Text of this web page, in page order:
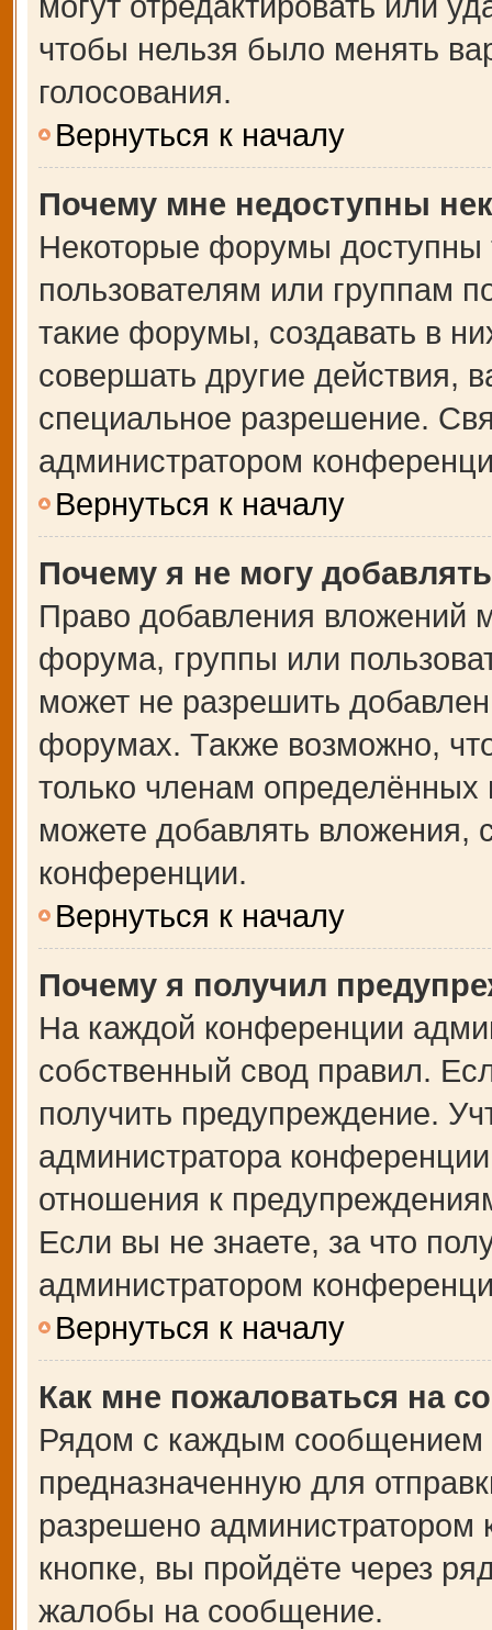
чтобы нельзя было менять
голосования.
Вернуться к началу
Почему мне недоступны
Некоторые форумы доступны
пользователям или группам
такие форумы, создавать в
совершать другие действия,
специальное разрешение.
администратором
Вернуться к началу
Почему я не могу
Право добавления вложений
форума, группы или
может не разрешить
форумах. Также возможно,
только членам
можете добавлять вложения,
конференции.
Вернуться к началу
Почему я получил
На каждой конференции
собственный свод правил.
получить предупреждение.
администратора
отношения к
Если вы не знаете, за что
администратором
Вернуться к началу
Как мне пожаловаться на
Рядом с каждым сообщением
предназначенную для
разрешено
кнопке, вы пройдёте через
жалобы на сообщение.